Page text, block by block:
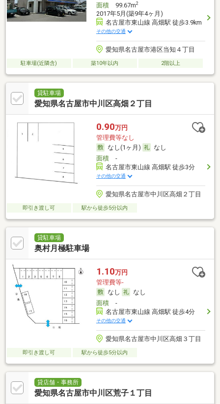
面積99.67m2
2017年5月(築9年4ヶ月)
名古屋市東山線 高畑駅 徒歩3.9km
その他の交通
愛知県名古屋市港区当知４丁目
駐車場(近隣含) 築10年以内 2階以上
貸駐車場
愛知県名古屋市中川区高畑２丁目
0.90万円
管理費等なし
なし(1ヶ月)
なし
面積-
名古屋市東山線 高畑駅 徒歩3分
その他の交通
愛知県名古屋市中川区高畑２丁目
即引き渡し可 駅から徒歩5分以内
貸駐車場
奥村月極駐車場
1.10万円
管理費等-
なし
なし
面積-
名古屋市東山線 高畑駅 徒歩4分
その他の交通
愛知県名古屋市中川区高畑３丁目
即引き渡し可 駅から徒歩5分以内
貸店舗・事務所
愛知県名古屋市中川区荒子１丁目